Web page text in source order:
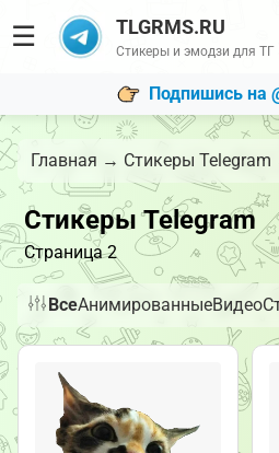
☰ TLGRMS.RU
Стикеры и эмодзи для ТГ
Подпишись на
Главная → Стикеры Telegram
Стикеры Telegram
Страница 2
ВсеАнимированныеВидео